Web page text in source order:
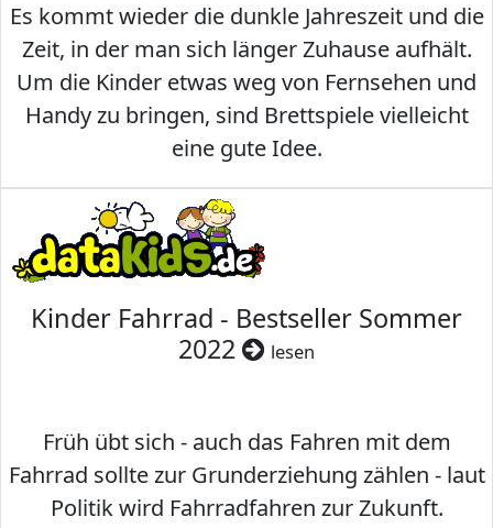
Es kommt wieder die dunkle Jahreszeit und die
Zeit, in der man sich länger Zuhause aufhält.
Um die Kinder etwas weg von Fernsehen und
Handy zu bringen, sind Brettspiele vielleicht
eine gute Idee.
Kinder Fahrrad - Bestseller Sommer
2022
lesen
Früh übt sich - auch das Fahren mit dem
Fahrrad sollte zur Grunderziehung zählen - laut
Politik wird Fahrradfahren zur Zukunft.